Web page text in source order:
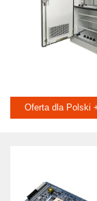
Oferta dla Polski